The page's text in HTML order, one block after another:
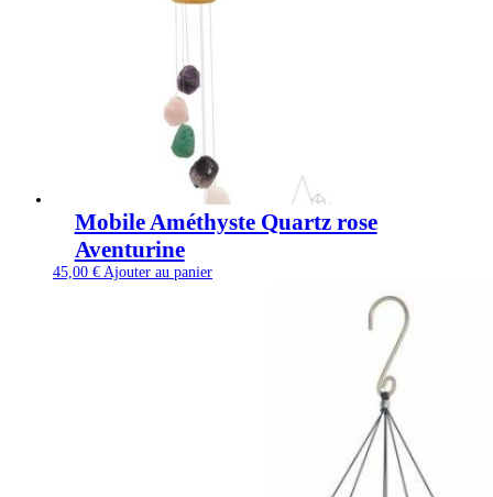
Mobile Améthyste Quartz rose
Aventurine
45,00 € Ajouter au panier